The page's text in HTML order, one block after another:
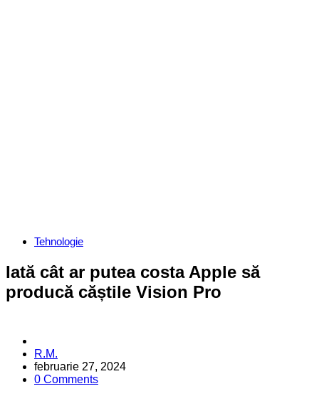
Categories
Tehnologie
Iată cât ar putea costa Apple să
producă căștile Vision Pro
Posted
by
R.M.
februarie 27, 2024
0 Comments